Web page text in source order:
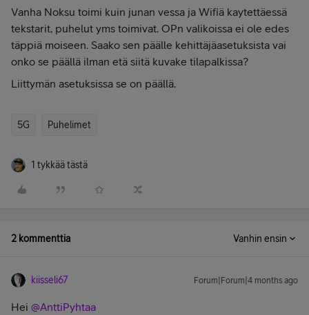
Vanha Noksu toimi kuin junan vessa ja Wifiä kaytettäessä
tekstarit, puhelut yms toimivat. OPn valikoissa ei ole edes
täppiä moiseen. Saako sen päälle kehittäjäasetuksista vai
onko se päällä ilman etä siitä kuvake tilapalkissa?
Liittymän asetuksissa se on päällä.
5G Puhelimet
1 tykkää tästä
2 kommenttia Vanhin ensin
kiisseli67 Forum|Forum|4 months ago
Hei ​ @AnttiPyhtaa